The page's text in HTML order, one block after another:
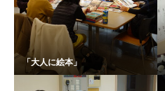
「大人に絵本」